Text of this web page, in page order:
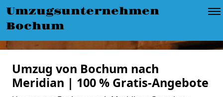
Umzugsunternehmen
Bochum
Umzug von Bochum nach
Meridian | 100 % Gratis-Angebote